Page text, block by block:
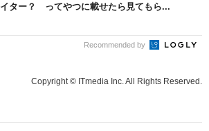
イター？ ってやつに載せたら見てもら...
Recommended by
Copyright © ITmedia Inc. All Rights Reserved.